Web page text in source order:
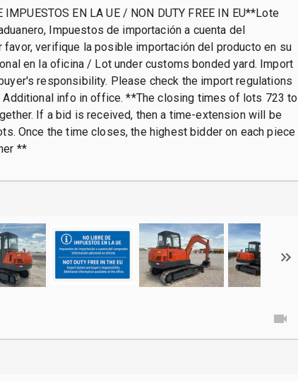
IMPUESTOS EN LA UE / NON DUTY FREE IN EU**Lote
Impuestos de importación a cuenta del
favor, verifique la posible importación del producto en su
en la oficina / Lot under customs bonded yard. Import
responsibility. Please check the import regulations
Additional info in office. **The closing times of lots 723 to
If a bid is received, then a time-extension will be
Once the time closes, the highest bidder on each piece
**